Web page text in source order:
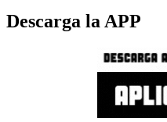
Descarga la APP